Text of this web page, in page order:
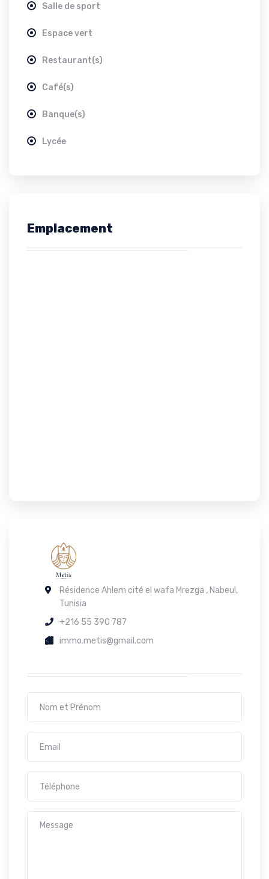
Salle de sport
Espace vert
Restaurant(s)
Café(s)
Banque(s)
Lycée
Emplacement
Résidence Ahlem cité el wafa Mrezga , Nabeul,
Tunisia
+216 55 390 787
immo.metis@gmail.com